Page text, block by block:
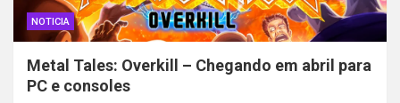
NOTICIA
Metal Tales: Overkill – Chegando em abril para
PC e consoles